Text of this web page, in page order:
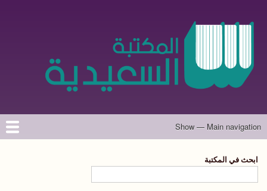
الرئيسي
Main
Show — Main navigation
الرئيسية
المؤلفون
تواصل معنا
حول الموقع
ابحث في المكتبة